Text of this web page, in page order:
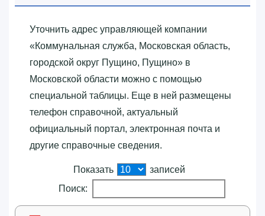
Уточнить адрес управляющей компании
«‎Коммунальная служба, Московская область,
городской округ Пущино, Пущино»‎ в
Московской области можно с помощью
специальной таблицы. Еще в ней размещены
телефон справочной, актуальный
официальный портал, электронная почта и
другие справочные сведения.
Показать
записей
Поиск: